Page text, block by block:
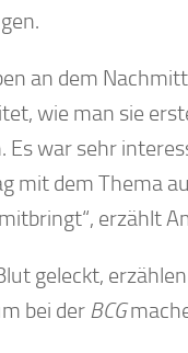
an dem
wie man sie
Es war sehr
mit dem Thema
erzählt
geleckt,
bei der BCG